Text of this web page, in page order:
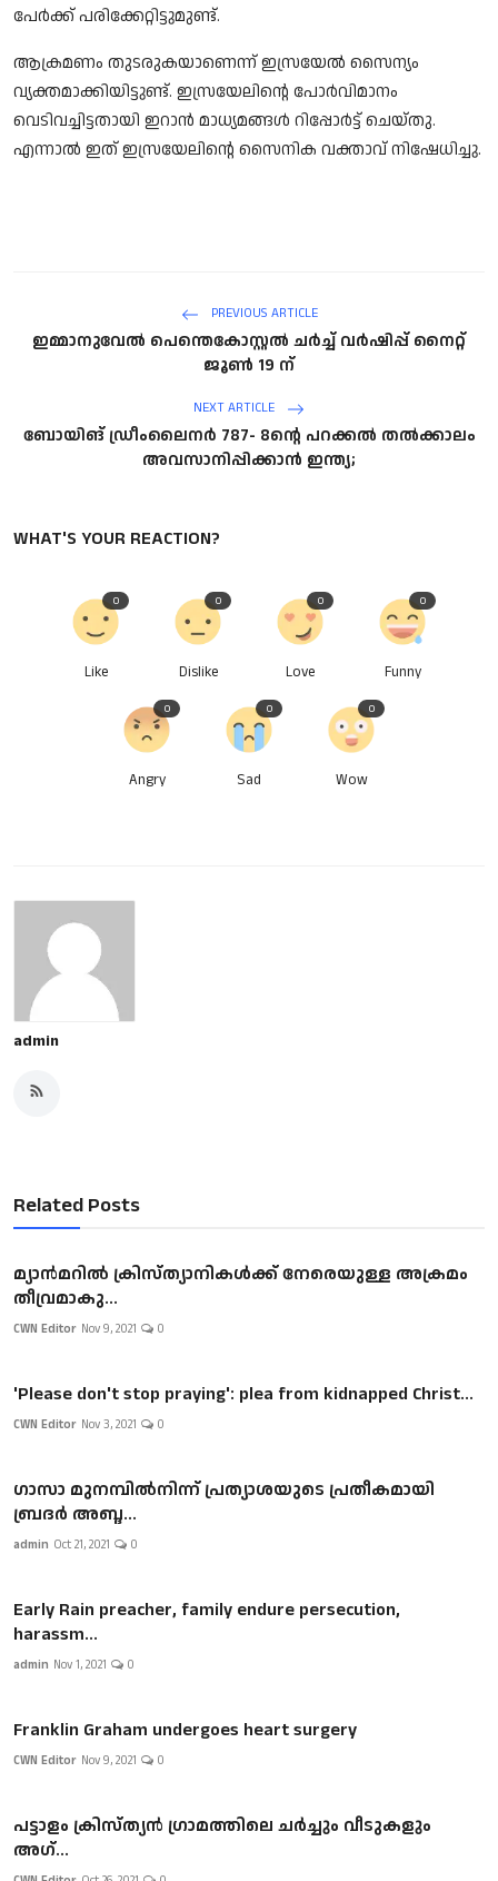
പേര്‍ക്ക് പരിക്കേറ്റിട്ടുമുണ്ട്.
ആക്രമണം തുടരുകയാണെന്ന് ഇസ്രയേല്‍ സൈന്യം
വ്യക്തമാക്കിയിട്ടുണ്ട്. ഇസ്രയേലിന്റെ പോര്‍വിമാനം
വെടിവച്ചിട്ടതായി ഇറാന്‍ മാധ്യമങ്ങള്‍ റിപ്പോര്‍ട്ട് ചെയ്തു.
എന്നാല്‍ ഇത് ഇസ്രയേലിന്റെ സൈനിക വക്താവ് നിഷേധിച്ചു.
PREVIOUS ARTICLE
ഇമ്മാനുവേൽ പെന്തെകോസ്റ്റൽ ചർച്ച് വർഷിപ്പ് നൈറ്റ്
ജൂൺ 19 ന്
NEXT ARTICLE
ബോയിങ് ഡ്രീംലൈനര്‍ 787- 8ന്റെ പറക്കല്‍ തല്‍ക്കാലം
അവസാനിപ്പിക്കാന്‍ ഇന്ത്യ;
WHAT'S YOUR REACTION?
Like
0
Dislike
0
Love
0
Funny
0
Angry
0
Sad
0
Wow
0
admin
Related Posts
മ്യാൻമറിൽ ക്രിസ്ത്യാനികൾക്ക് നേരെയുള്ള അക്രമം
തീവ്രമാകു...
CWN Editor Nov 9, 2021 0
'Please don't stop praying': plea from kidnapped Christ...
CWN Editor Nov 3, 2021 0
ഗാസാ മുനമ്പിൽനിന്ന് പ്രത്യാശയുടെ പ്രതീകമായി
ബ്രദർ അബ്ദ...
admin Oct 21, 2021 0
Early Rain preacher, family endure persecution,
harassm...
admin Nov 1, 2021 0
Franklin Graham undergoes heart surgery
CWN Editor Nov 9, 2021 0
പട്ടാളം ക്രിസ്ത്യന്‍ ഗ്രാമത്തിലെ ചര്‍ച്ചും വീടുകളും
അഗ്...